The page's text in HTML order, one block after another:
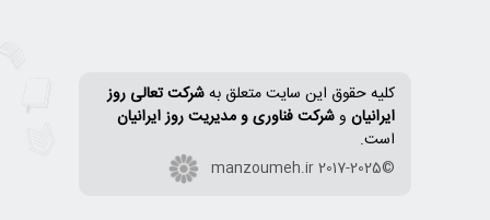
کلیه حقوق این سایت متعلق بهشرکت تعالی روز
ایرانیانوشرکت فناوری و مدیریت روز ایرانیان
است.
©2017-2025 manzoumeh.ir